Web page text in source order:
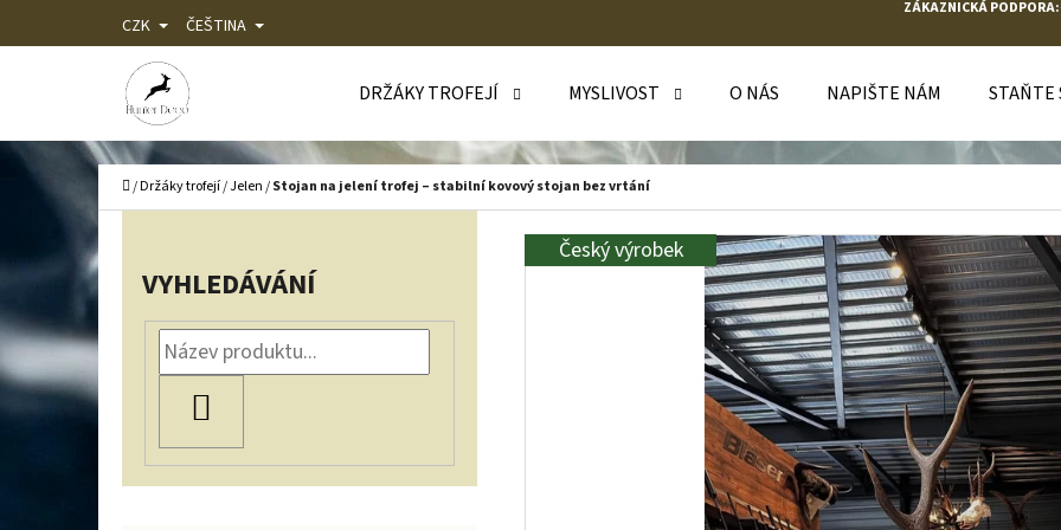
CZK ČEŠTINA
ZÁKAZNICKÁ PODPORA:
DRŽÁKY TROFEJÍ MYSLIVOST O NÁS NAPIŠTE NÁM STAŇTE
Domů
/Držáky trofejí/Jelen/Stojan na jelení trofej – stabilní kovový stojan bez vrtání
P
O
S
T
R
A
VYHLEDÁVÁNÍ
Český výrobek
O
Í
Zpět
Zpět
CO POTŘEBUJETE NAJÍT?
HLEDAT
DOPORUČUJEME